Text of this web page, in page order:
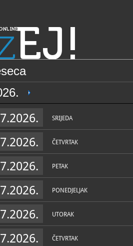
EJ!
SRIJEDA
ČETVRTAK
PETAK
PONEDJELJAK
UTORAK
ČETVRTAK
Biograd na